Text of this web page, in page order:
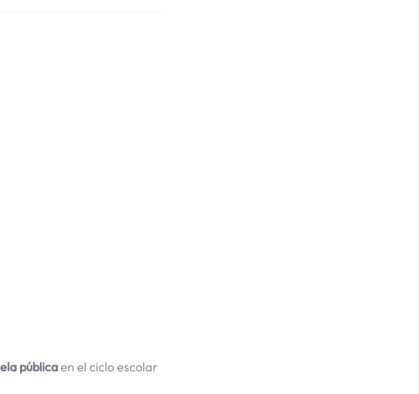
públicaen el ciclo escolar